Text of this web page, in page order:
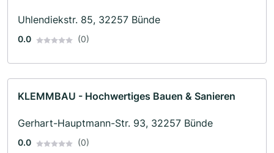
Uhlendiekstr. 85, 32257 Bünde
0.0 (0)
KLEMMBAU - Hochwertiges Bauen & Sanieren
Gerhart-Hauptmann-Str. 93, 32257 Bünde
0.0 (0)